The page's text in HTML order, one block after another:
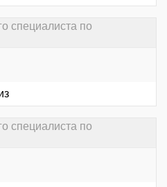
специалиста по
специалиста по